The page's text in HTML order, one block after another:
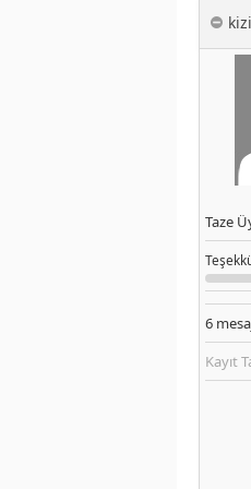
Taze
6
Kayıt